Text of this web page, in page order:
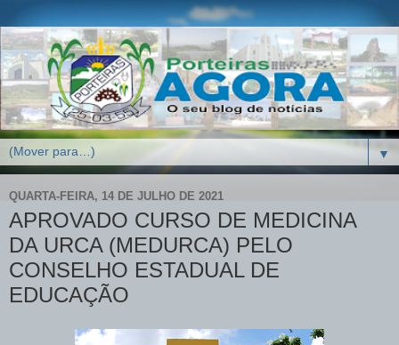
▼
QUARTA-FEIRA, 14 DE JULHO DE 2021
APROVADO CURSO DE MEDICINA
DA URCA (MEDURCA) PELO
CONSELHO ESTADUAL DE
EDUCAÇÃO